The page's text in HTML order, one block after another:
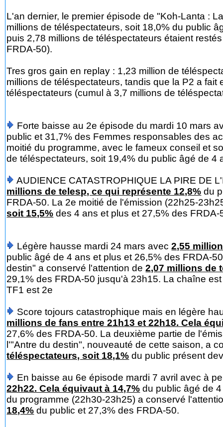
L'an dernier, le premier épisode de "Koh-Lanta :
millions de téléspectateurs, soit 18,0% du public
puis 2,78 millions de téléspectateurs étaient
FRDA-50).
Tres gros gain en replay : 1,23 million de
millions de téléspectateurs, tandis que la P2 a
téléspectateurs (cumul à 3,7 millions de
Forte baisse au 2e épisode du mardi 10 mars
public et 31,7% des Femmes responsables des
moitié du programme, avec le fameux conseil et
de téléspectateurs, soit 19,4% du public âgé de 4
AUDIENCE CATASTROPHIQUE LA PIRE DE
millions de telesp, ce qui représente 12,8% du
FRDA-50. La 2e moitié de l'émission (22h25-
soit 15,5% des 4 ans et plus et 27,5% des FRDA-
Légère hausse mardi 24 mars avec2,55
public âgé de 4 ans et plus et 26,5% des FRDA-
destin" a conservé l'attention de2,07 millions de
29,1% des FRDA-50 jusqu'à 23h15. La chaîne
TF1 est 2e
Score tojours catastrophique mais en légère
millions de fans entre 21h13 et 22h18. Cela
27,6% des FRDA-50. La deuxième partie de
l'"Antre du destin", nouveauté de cette saison, a
téléspectateurs, soit 18,1% du public présent
En baisse au 6e épisode mardi 7 avril avec à
22h22. Cela équivaut à 14,7% du public âgé de
du programme (22h30-23h25) a conservé
18,4% du public et 27,3% des FRDA-50.